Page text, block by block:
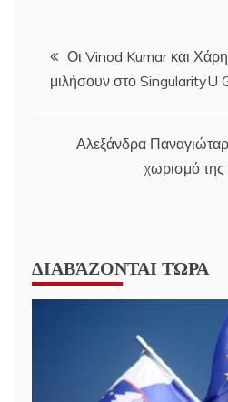
Post
navigation
Οι Vinod Kumar και
μιλήσουν στο SingularityU
Αλεξάνδρα
χωρισμό της
ΔΙΑΒΆΖΟΝΤΑΙ ΤΏΡΑ